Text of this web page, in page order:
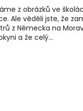
z obrázků ve
Ale věděli jste, že
z Německa na
a že celý...